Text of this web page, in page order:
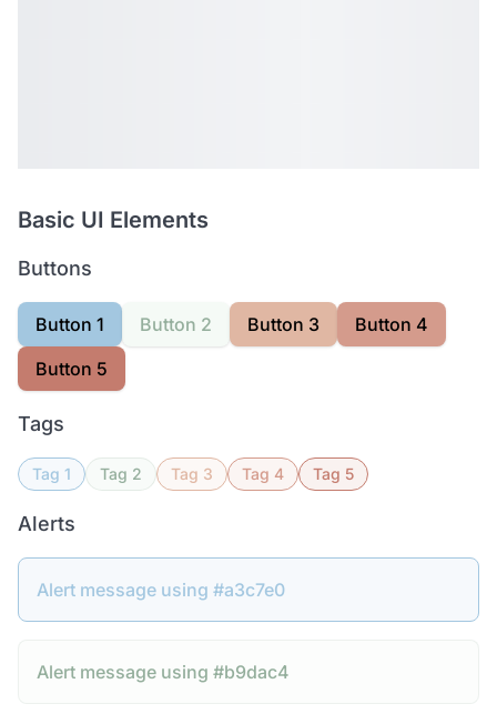
Basic UI Elements
Buttons
Button 1 Button 2 Button 3
Button 4
Button 5
Tags
Tag 1 Tag 2 Tag 3 Tag 4 Tag 5
Alerts
Alert message using #a3c7e0
Alert message using #b9dac4